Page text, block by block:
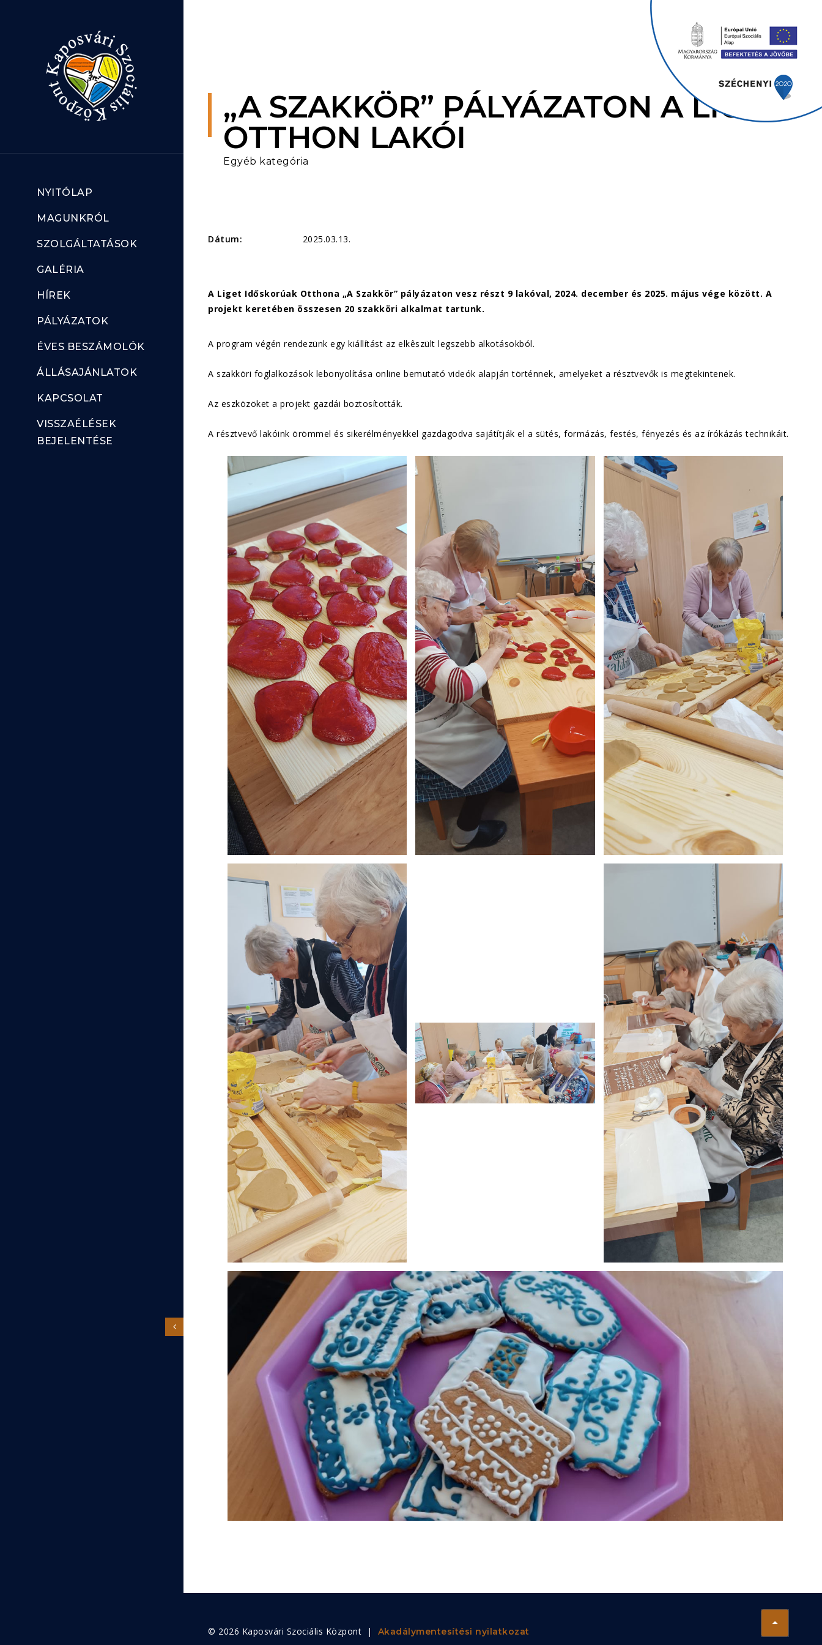
NYITÓLAP
MAGUNKRÓL
SZOLGÁLTATÁSOK
GALÉRIA
HÍREK
PÁLYÁZATOK
ÉVES BESZÁMOLÓK
ÁLLÁSAJÁNLATOK
KAPCSOLAT
VISSZAÉLÉSEK
BEJELENTÉSE
„A SZAKKÖR” PÁLYÁZATON A LIGET
OTTHON LAKÓI
Egyéb kategória
Dátum: 2025.03.13.
A Liget Időskorúak Otthona „A Szakkör” pályázaton vesz részt 9 lakóval, 2024. december és 2025. május vége között. A
projekt keretében összesen 20 szakköri alkalmat tartunk.
A program végén rendezünk egy kiállítást az elkêszült legszebb alkotásokból.
A szakköri foglalkozások lebonyolítása online bemutató videók alapján történnek, amelyeket a résztvevők is megtekintenek.
Az eszközöket a projekt gazdái boztosították.
A résztvevő lakóink örömmel és sikerélményekkel gazdagodva sajátítják el a sütés, formázás, festés, fényezés és az írókázás technikáit.
© 2026 Kaposvári Szociális Központ | Akadálymentesítési nyilatkozat